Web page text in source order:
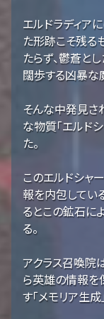
エルドラディア
た形跡こそ残る
たらず、鬱蒼と
闊歩する凶暴な
そんな中発見さ
な物質「エルド
た。
このエルドシャ
報を内包してい
るとこの鉱石に
る。
アクラス召喚院
ら英雄の情報を
す「メモリア生成